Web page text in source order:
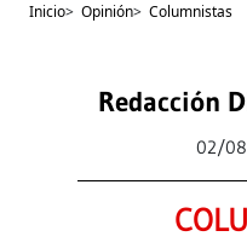
Inicio> Opinión> Columnistas
Redacción
02/